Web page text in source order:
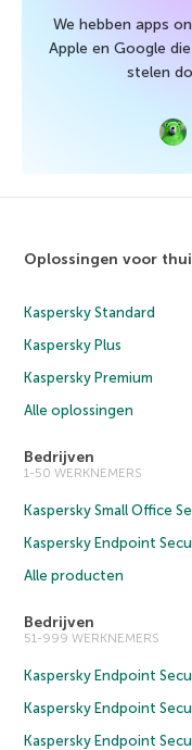
We hebben apps
Apple en Google
stelen
Oplossingen voor
Kaspersky Standard
Kaspersky Plus
Kaspersky Premium
Alle oplossingen
Bedrijven
1-50 WERKNEMERS
Kaspersky Small Office
Kaspersky Endpoint
Alle producten
Bedrijven
51-999 WERKNEMERS
Kaspersky Endpoint
Kaspersky Endpoint
Kaspersky Endpoint